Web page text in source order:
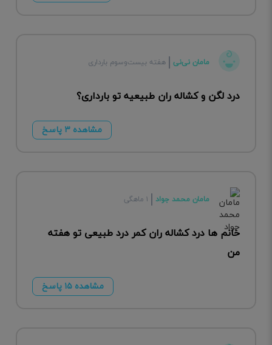
مامان نی‌نی هفته بیست‌وسوم بارداری
درد لگن و کشاله ران طبیعیه تو بارداری؟
مشاهده ۳ پاسخ
مامان محمد جواد ۱ ماهگی
خانم ها درد کشاله ران کمر درد طبیعی تو هفته
من
مشاهده ۱۵ پاسخ